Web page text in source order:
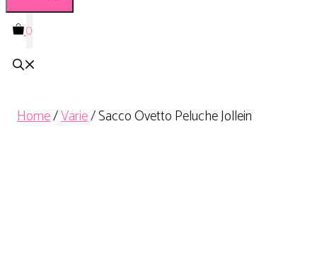
0
Home/Varie/ Sacco Ovetto Peluche Jollein